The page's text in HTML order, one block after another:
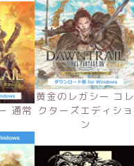
通常
黄金のレガシー コレ
クターズエディショ
ン